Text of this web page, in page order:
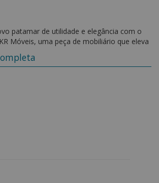
patamar de utilidade e elegância com o
Móveis, uma peça de mobiliário que eleva
a outro nível. Este baú versátil
e funcionalidade superior, sendo a
de eucalipto tratado e reflorestado.